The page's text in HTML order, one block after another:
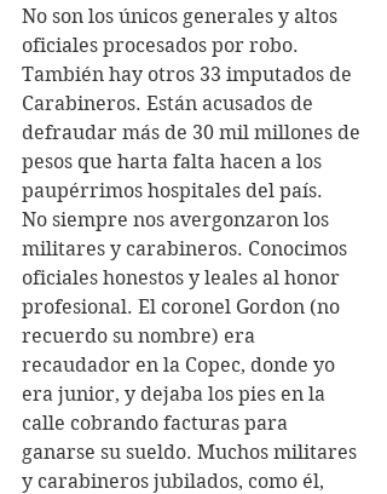
No son los únicos generales y altos
oficiales procesados por robo.
También hay otros 33 imputados de
Carabineros. Están acusados de
defraudar más de 30 mil millones de
pesos que harta falta hacen a los
paupérrimos hospitales del país.
No siempre nos avergonzaron los
militares y carabineros. Conocimos
oficiales honestos y leales al honor
profesional. El coronel Gordon (no
recuerdo su nombre) era
recaudador en la Copec, donde yo
era junior, y dejaba los pies en la
calle cobrando facturas para
ganarse su sueldo. Muchos militares
y carabineros jubilados, como él,